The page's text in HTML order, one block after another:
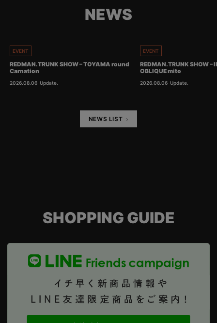
NEWS
EVENT
REDMAN.TRUNK SHOW – TOYAMA round
Carnation
2026.08.06 Update.
EVENT
REDMAN.TRUNK SHOW
OBLIQUE mito
2026.08.06 Update.
NEWS LIST
SHOPPING GUIDE